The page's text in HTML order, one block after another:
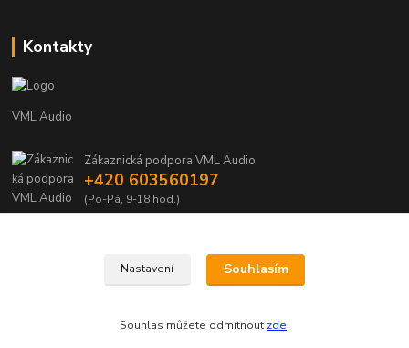
Kontakty
VML Audio
Zákaznická podpora VML Audio
+420 603560197
(Po-Pá, 9-18 hod.)
Nastavení Souhlasím
Souhlas můžete odmítnout zde.